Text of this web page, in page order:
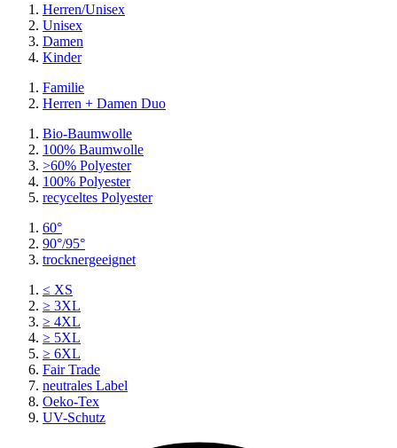
Herren/Unisex
Unisex
Damen
Kinder
Familie
Herren + Damen Duo
Bio-Baumwolle
100% Baumwolle
>60% Polyester
100% Polyester
recyceltes Polyester
60°
90°/95°
trocknergeeignet
≤ XS
≥ 3XL
≥ 4XL
≥ 5XL
≥ 6XL
Fair Trade
neutrales Label
Oeko-Tex
UV-Schutz